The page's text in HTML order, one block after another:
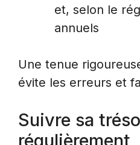
et, selon le
annuels
Une tenue
évite les erreurs et
Suivre sa
régulièrement